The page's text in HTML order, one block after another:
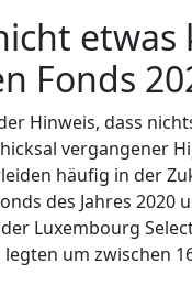
Fonds
Hinweis, dass
vergangener
häufig in der
des Jahres 2020
Luxembourg
um zwischen